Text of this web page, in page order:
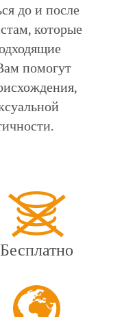
до и после
которые
помогут
Бесплатно